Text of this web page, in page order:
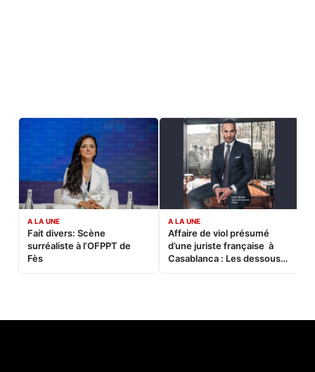
A LA UNE
Fait divers: Scène
surréaliste à l’OFPPT de
Fès
A LA UNE
Affaire de viol présumé
d’une juriste française à
Casablanca : Les dessous